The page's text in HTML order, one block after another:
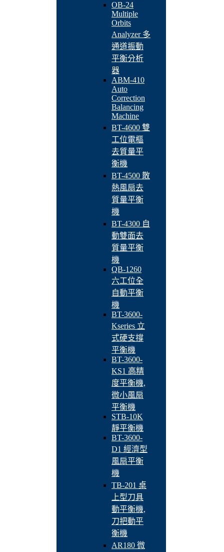
OB-24
Multiple
Orbits
Analyzer 多
通道振動
平衡分析
器
ABM-410
Auto
Correction
Balancing
Machine
BT-4600 雙
工位電樞
去質量平
衡機
BT-4500 散
熱風扇去
質量平衡
機
BT-4300 自
動雙面去
質量平衡
機
QB-1260
六工位全
自動平衡
機
BT-3600-
Kseries 立
式硬支撐
平衡機
BT-3600-
KS1 高精
度平衡機,
微小風扇
平衡機
STB-10K
靜平衡機
BT-3600-
D1 經濟型
風扇平衡
機
TB-201 桌
上型刀具
動平衡機,
刀把動平
衡機
AR180 微